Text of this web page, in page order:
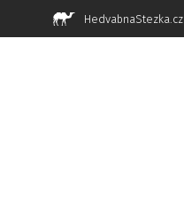
HedvabnaStezka.cz